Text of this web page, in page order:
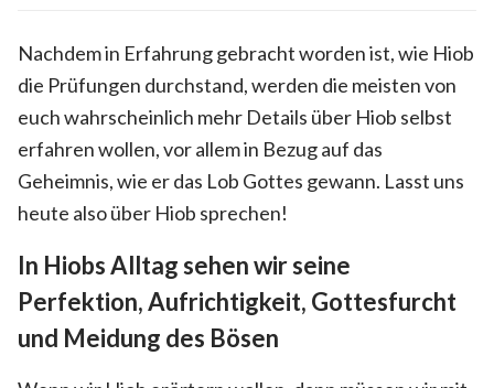
Nachdem in Erfahrung gebracht worden ist, wie Hiob
die Prüfungen durchstand, werden die meisten von
euch wahrscheinlich mehr Details über Hiob selbst
erfahren wollen, vor allem in Bezug auf das
Geheimnis, wie er das Lob Gottes gewann. Lasst uns
heute also über Hiob sprechen!
In Hiobs Alltag sehen wir seine
Perfektion, Aufrichtigkeit, Gottesfurcht
und Meidung des Bösen